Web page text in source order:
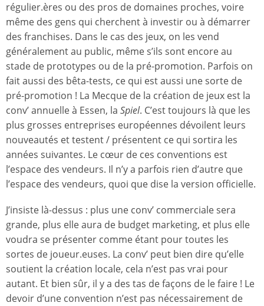
régulier.ères ou des pros de domaines proches, voire
même des gens qui cherchent à investir ou à démarrer
des franchises. Dans le cas des jeux, on les vend
généralement au public, même s’ils sont encore au
stade de prototypes ou de la pré-promotion. Parfois on
fait aussi des bêta-tests, ce qui est aussi une sorte de
pré-promotion ! La Mecque de la création de jeux est la
conv’ annuelle à Essen, la Spiel. C’est toujours là que les
plus grosses entreprises européennes dévoilent leurs
nouveautés et testent / présentent ce qui sortira les
années suivantes. Le cœur de ces conventions est
l’espace des vendeurs. Il n’y a parfois rien d’autre que
l’espace des vendeurs, quoi que dise la version officielle.
J’insiste là-dessus : plus une conv’ commerciale sera
grande, plus elle aura de budget marketing, et plus elle
voudra se présenter comme étant pour toutes les
sortes de joueur.euses. La conv’ peut bien dire qu’elle
soutient la création locale, cela n’est pas vrai pour
autant. Et bien sûr, il y a des tas de façons de le faire ! Le
devoir d’une convention n’est pas nécessairement de